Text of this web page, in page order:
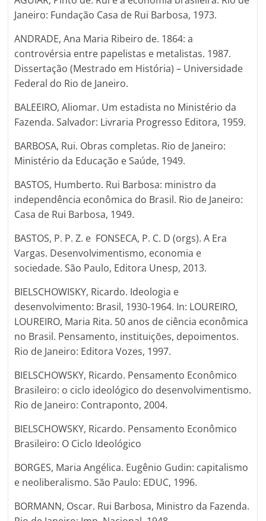
Janeiro: Fundação Casa de Rui Barbosa, 1973.
ANDRADE, Ana Maria Ribeiro de. 1864: a
controvérsia entre papelistas e metalistas. 1987.
Dissertação (Mestrado em História) – Universidade
Federal do Rio de Janeiro.
BALEEIRO, Aliomar. Um estadista no Ministério da
Fazenda. Salvador: Livraria Progresso Editora, 1959.
BARBOSA, Rui. Obras completas. Rio de Janeiro:
Ministério da Educação e Saúde, 1949.
BASTOS, Humberto. Rui Barbosa: ministro da
independência econômica do Brasil. Rio de Janeiro:
Casa de Rui Barbosa, 1949.
BASTOS, P. P. Z. e FONSECA, P. C. D (orgs). A Era
Vargas. Desenvolvimentismo, economia e
sociedade. São Paulo, Editora Unesp, 2013.
BIELSCHOWISKY, Ricardo. Ideologia e
desenvolvimento: Brasil, 1930-1964. In: LOUREIRO,
LOUREIRO, Maria Rita. 50 anos de ciência econômica
no Brasil. Pensamento, instituições, depoimentos.
Rio de Janeiro: Editora Vozes, 1997.
BIELSCHOWSKY, Ricardo. Pensamento Econômico
Brasileiro: o ciclo ideológico do desenvolvimentismo.
Rio de Janeiro: Contraponto, 2004.
BIELSCHOWSKY, Ricardo. Pensamento Econômico
Brasileiro: O Ciclo Ideológico
BORGES, Maria Angélica. Eugênio Gudin: capitalismo
e neoliberalismo. São Paulo: EDUC, 1996.
BORMANN, Oscar. Rui Barbosa, Ministro da Fazenda.